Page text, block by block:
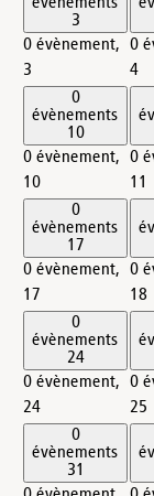
évènements
3
0 évènement,
3
0
4
0
évènements
10
0 évènement,
10
0
11
0
évènements
17
0 évènement,
17
0
18
0
évènements
24
0 évènement,
24
0
25
0
évènements
31